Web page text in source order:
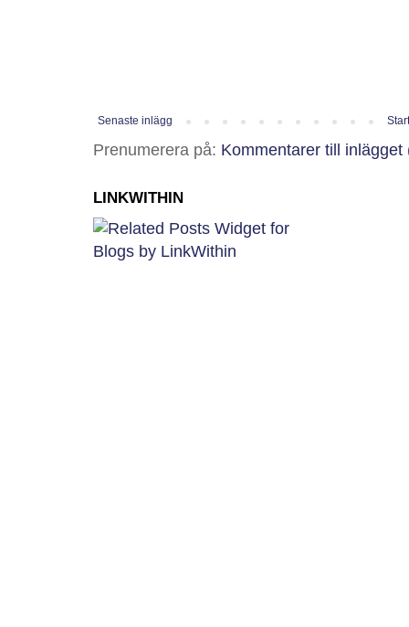
Senaste inlägg
Prenumerera på: Kommentarer till inlägget
LINKWITHIN